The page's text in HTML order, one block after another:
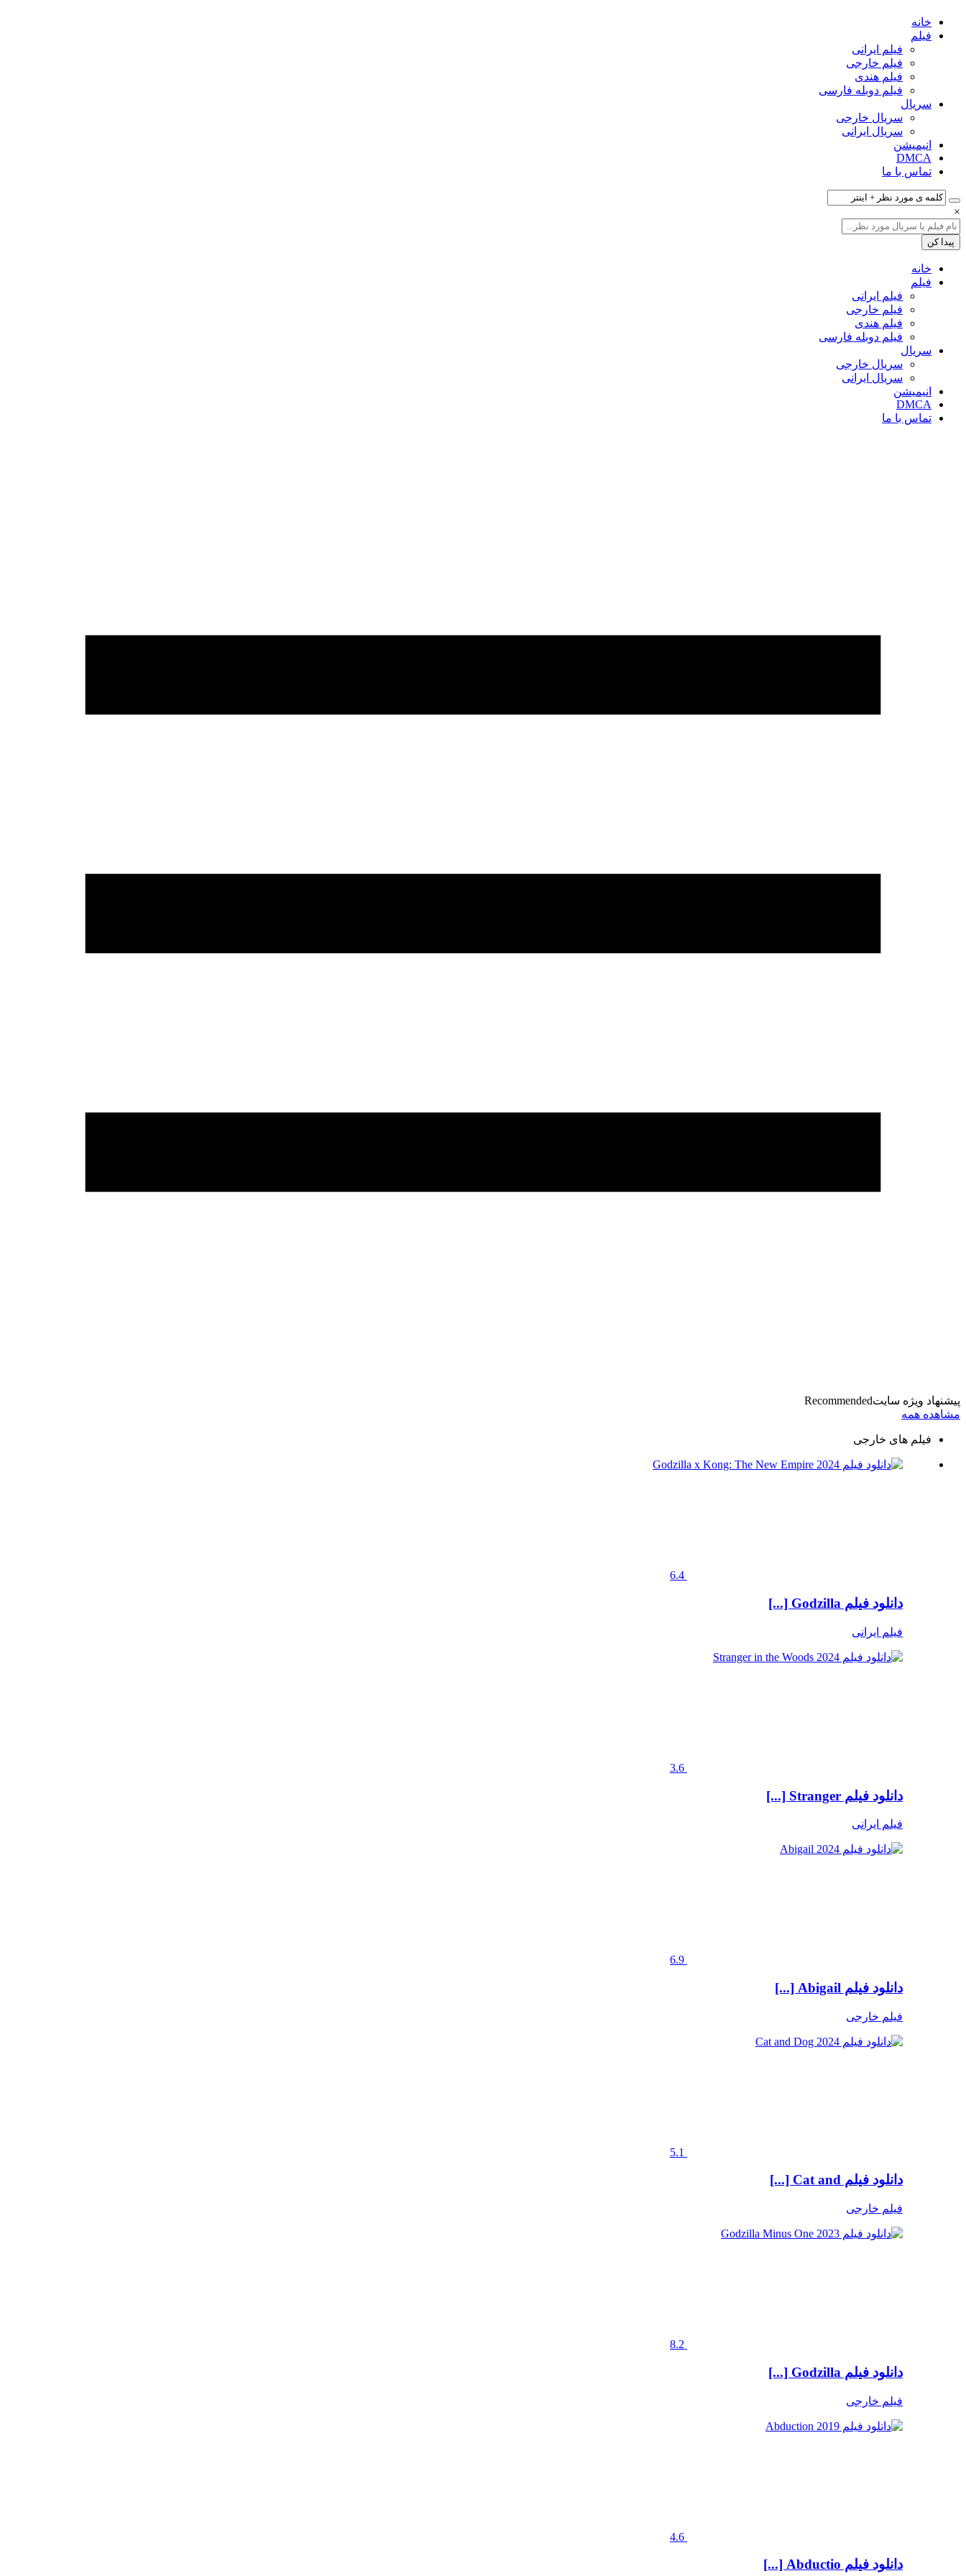
خانه
فیلم‌
فیلم ایرانی
فیلم خارجی
فیلم هندی
فیلم دوبله فارسی
سریال‌
سریال خارجی
سریال ایرانی
انیمیشن
DMCA
تماس با ما
×
خانه
فیلم‌
فیلم ایرانی
فیلم خارجی
فیلم هندی
فیلم دوبله فارسی
سریال‌
سریال خارجی
سریال ایرانی
انیمیشن
DMCA
تماس با ما
پیشنهاد ویژه سایتRecommended
مشاهده همه
فیلم های خارجی
6.4
دانلود فیلم Godzilla [...]
فیلم ایرانی
3.6
دانلود فیلم Stranger [...]
فیلم ایرانی
6.9
دانلود فیلم Abigail [...]
فیلم خارجی
5.1
دانلود فیلم Cat and [...]
فیلم خارجی
8.2
دانلود فیلم Godzilla [...]
فیلم خارجی
4.6
دانلود فیلم Abductio [...]